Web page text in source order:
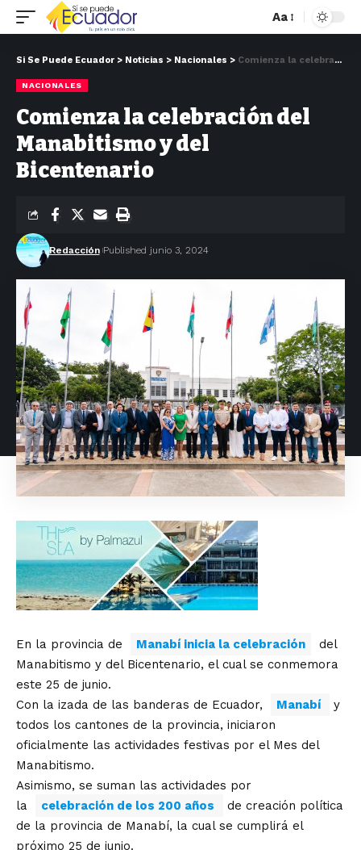
Aa
Si Se Puede Ecuador > Noticias > Nacionales > Comienza la celebración del Manabitismo y del Bicentenario
NACIONALES
Comienza la celebración del
Manabitismo y del
Bicentenario
Redacción Published junio 3, 2024
En la provincia de Manabí inicia la celebración
del
Manabitismo y del Bicentenario, el cual se conmemora
este 25 de junio.
Con la izada de las banderas de Ecuador,
Manabí
y
todos los cantones de la provincia, iniciaron
oficialmente las actividades festivas por el Mes del
Manabitismo.
Asimismo, se suman las actividades por
la
celebración de los 200 años
de creación política
de la provincia de Manabí, la cual se cumplirá el
próximo 25 de junio.